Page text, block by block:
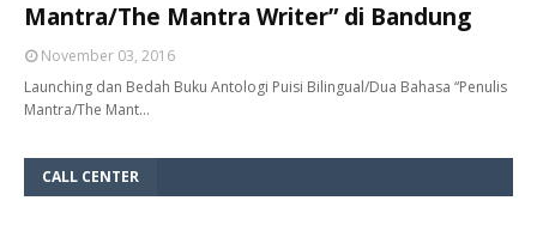
Mantra/The Mantra Writer” di Bandung
November 03, 2016
Launching dan Bedah Buku Antologi Puisi Bilingual/Dua Bahasa “Penulis
Mantra/The Mant…
CALL CENTER